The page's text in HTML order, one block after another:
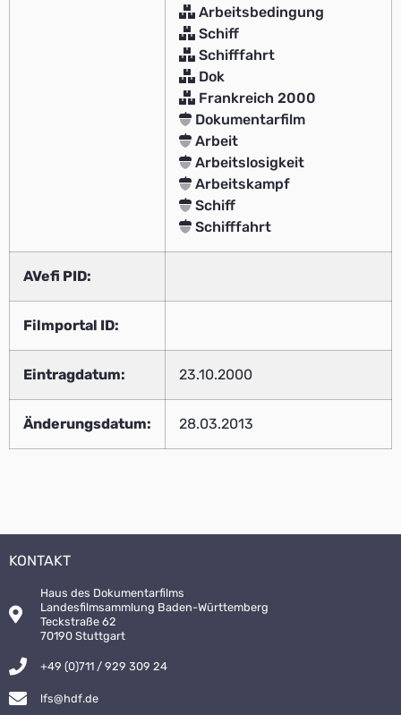
Arbeitsbedingung
Schiff
Schifffahrt
Dok
Frankreich 2000
Dokumentarfilm
Arbeit
Arbeitslosigkeit
Arbeitskampf
Schiff
Schifffahrt
AVefi PID:
Filmportal ID:
Eintragdatum: 23.10.2000
Änderungsdatum: 28.03.2013
KONTAKT
Haus des Dokumentarfilms
Landesfilmsammlung Baden-Württemberg
Teckstraße 62
70190 Stuttgart
+49 (0)711 / 929 309 24
lfs@hdf.de